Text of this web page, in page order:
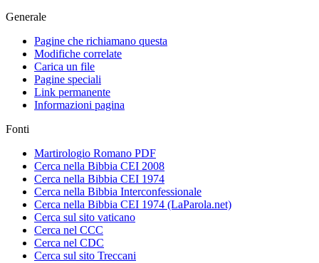
Generale
Pagine che richiamano questa
Modifiche correlate
Carica un file
Pagine speciali
Link permanente
Informazioni pagina
Fonti
Martirologio Romano PDF
Cerca nella Bibbia CEI 2008
Cerca nella Bibbia CEI 1974
Cerca nella Bibbia Interconfessionale
Cerca nella Bibbia CEI 1974 (LaParola.net)
Cerca sul sito vaticano
Cerca nel CCC
Cerca nel CDC
Cerca sul sito Treccani